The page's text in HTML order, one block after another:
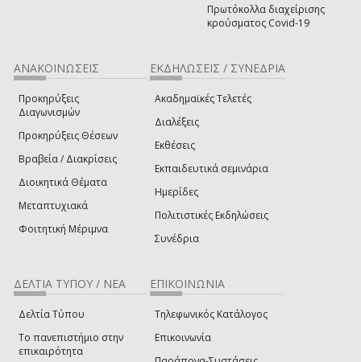
Πρωτόκολλα διαχείρισης
κρούσματος Covid-19
ΑΝΑΚΟΙΝΩΣΕΙΣ
Προκηρύξεις
Διαγωνισμών
Προκηρύξεις Θέσεων
Βραβεία / Διακρίσεις
Διοικητικά Θέματα
Μεταπτυχιακά
Φοιτητική Μέριμνα
ΕΚΔΗΛΩΣΕΙΣ / ΣΥΝΕΔΡΙΑ
Ακαδημαϊκές Τελετές
Διαλέξεις
Εκθέσεις
Εκπαιδευτικά σεμινάρια
Ημερίδες
Πολιτιστικές Εκδηλώσεις
Συνέδρια
ΔΕΛΤΙΑ ΤΥΠΟΥ / ΝΕΑ
Δελτία Τύπου
Το πανεπιστήμιο στην
επικαιρότητα
ΕΠΙΚΟΙΝΩΝΙΑ
Τηλεφωνικός Κατάλογος
Επικοινωνία